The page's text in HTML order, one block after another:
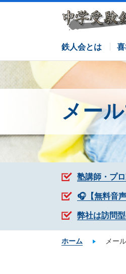
鉄人会とは
サピックスコ
栄光ゼミナー
メー
塾講師・プ
🎧【無料音
弊社は訪問
ホーム メー